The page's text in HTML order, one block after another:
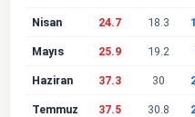
Nisan 24.7 18.3
Mayıs 25.9 19.2
Haziran 37.3 30
Temmuz 37.5 30.8